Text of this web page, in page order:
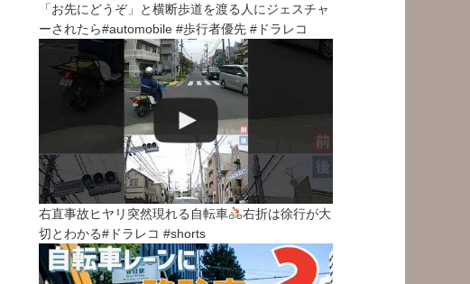
「お先にどうぞ」と横断歩道を渡る人にジェスチャ
ーされたら#automobile #歩行者優先 #ドラレコ
右直事故ヒヤリ突然現れる自転車
右折は徐行が大
切とわかる#ドラレコ #shorts